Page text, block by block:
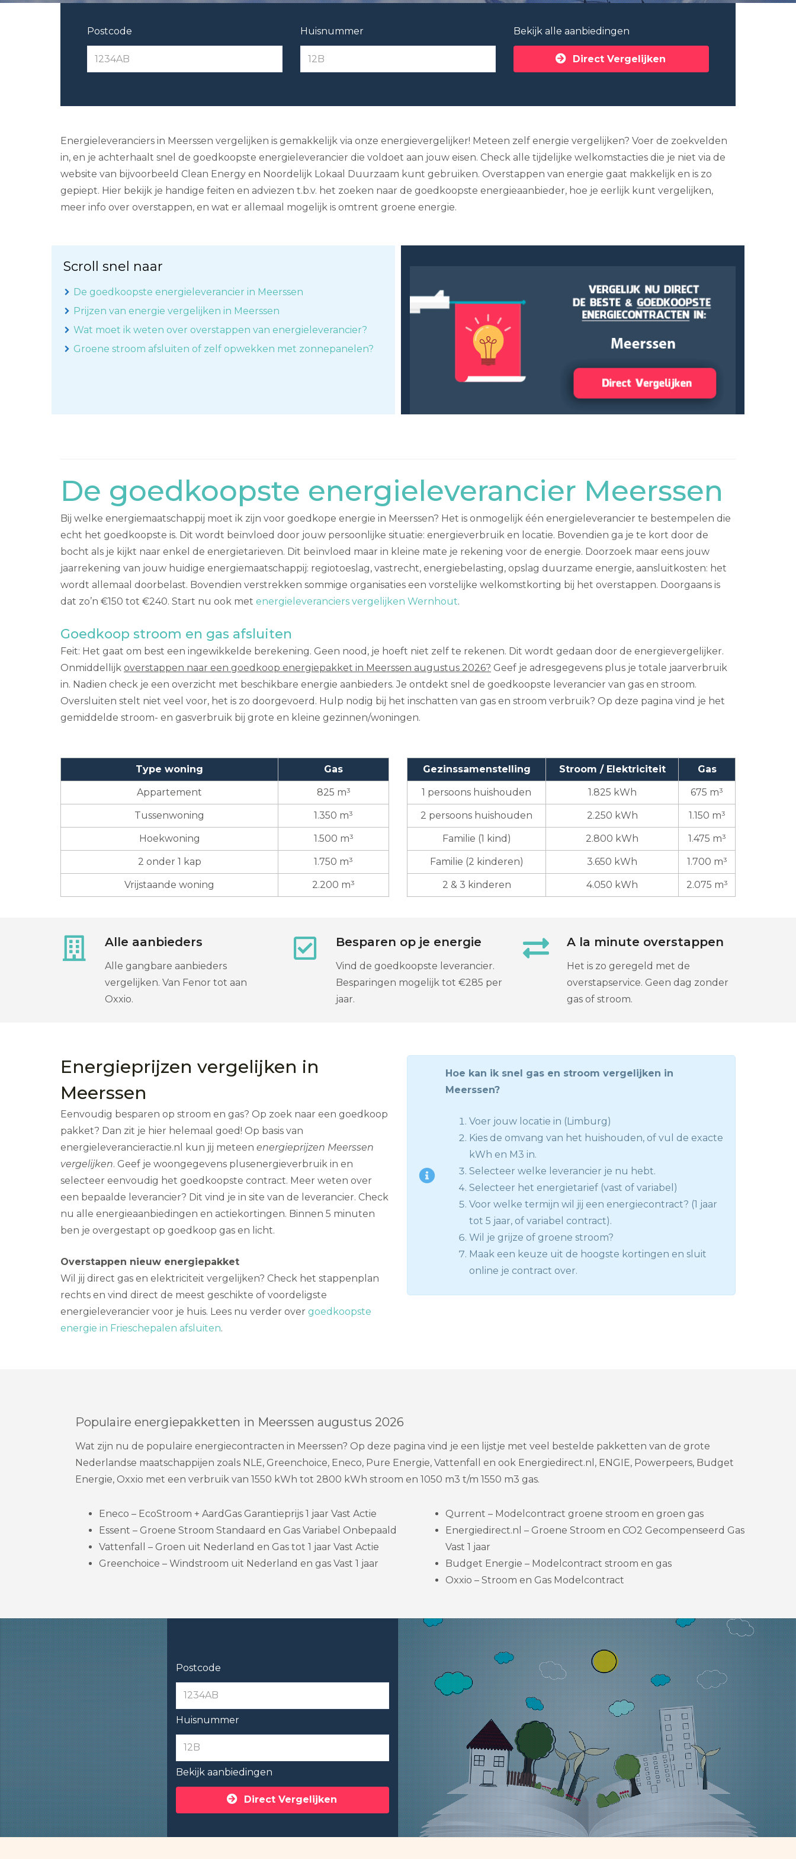
Postcode Huisnummer Bekijk alle aanbiedingen
Direct Vergelijken
Energieleveranciers in Meerssen vergelijken is gemakkelijk via onze energievergelijker! Meteen zelf energie vergelijken? Voer de zoekvelden
in, en je achterhaalt snel de goedkoopste energieleverancier die voldoet aan jouw eisen. Check alle tijdelijke welkomstacties die je niet via de
website van bijvoorbeeld Clean Energy en Noordelijk Lokaal Duurzaam kunt gebruiken. Overstappen van energie gaat makkelijk en is zo
gepiept. Hier bekijk je handige feiten en adviezen t.b.v. het zoeken naar de goedkoopste energieaanbieder, hoe je eerlijk kunt vergelijken,
meer info over overstappen, en wat er allemaal mogelijk is omtrent groene energie.
Scroll snel naar
De goedkoopste energieleverancier in Meerssen
Prijzen van energie vergelijken in Meerssen
Wat moet ik weten over overstappen van energieleverancier?
Groene stroom afsluiten of zelf opwekken met zonnepanelen?
De goedkoopste energieleverancier Meerssen
Bij welke energiemaatschappij moet ik zijn voor goedkope energie in Meerssen? Het is onmogelijk één energieleverancier te bestempelen die
echt het goedkoopste is. Dit wordt beïnvloed door jouw persoonlijke situatie: energieverbruik en locatie. Bovendien ga je te kort door de
bocht als je kijkt naar enkel de energietarieven. Dit beïnvloed maar in kleine mate je rekening voor de energie. Doorzoek maar eens jouw
jaarrekening van jouw huidige energiemaatschappij: regiotoeslag, vastrecht, energiebelasting, opslag duurzame energie, aansluitkosten: het
wordt allemaal doorbelast. Bovendien verstrekken sommige organisaties een vorstelijke welkomstkorting bij het overstappen. Doorgaans is
dat zo’n €150 tot €240. Start nu ook met energieleveranciers vergelijken Wernhout.
Goedkoop stroom en gas afsluiten
Feit: Het gaat om best een ingewikkelde berekening. Geen nood, je hoeft niet zelf te rekenen. Dit wordt gedaan door de energievergelijker.
Onmiddellijk overstappen naar een goedkoop energiepakket in Meerssen augustus 2026? Geef je adresgegevens plus je totale jaarverbruik
in. Nadien check je een overzicht met beschikbare energie aanbieders. Je ontdekt snel de goedkoopste leverancier van gas en stroom.
Oversluiten stelt niet veel voor, het is zo doorgevoerd. Hulp nodig bij het inschatten van gas en stroom verbruik? Op deze pagina vind je het
gemiddelde stroom- en gasverbruik bij grote en kleine gezinnen/woningen.
Type woning Gas
Appartement 825 m³
Tussenwoning 1.350 m³
Hoekwoning 1.500 m³
2 onder 1 kap 1.750 m³
Vrijstaande woning 2.200 m³
Gezinssamenstelling Stroom / Elektriciteit Gas
1 persoons huishouden 1.825 kWh 675 m³
2 persoons huishouden 2.250 kWh 1.150 m³
Familie (1 kind) 2.800 kWh 1.475 m³
Familie (2 kinderen) 3.650 kWh 1.700 m³
2 & 3 kinderen 4.050 kWh 2.075 m³
Alle aanbieders
Alle gangbare aanbieders
vergelijken. Van Fenor tot aan
Oxxio.
Besparen op je energie
Vind de goedkoopste leverancier.
Besparingen mogelijk tot €285 per
jaar.
A la minute overstappen
Het is zo geregeld met de
overstapservice. Geen dag zonder
gas of stroom.
Energieprijzen vergelijken in
Meerssen
Eenvoudig besparen op stroom en gas? Op zoek naar een goedkoop
pakket? Dan zit je hier helemaal goed! Op basis van
energieleverancieractie.nl kun jij meteen energieprijzen Meerssen
vergelijken. Geef je woongegevens plusenergieverbruik in en
selecteer eenvoudig het goedkoopste contract. Meer weten over
een bepaalde leverancier? Dit vind je in site van de leverancier. Check
nu alle energieaanbiedingen en actiekortingen. Binnen 5 minuten
ben je overgestapt op goedkoop gas en licht.
Overstappen nieuw energiepakket
Wil jij direct gas en elektriciteit vergelijken? Check het stappenplan
rechts en vind direct de meest geschikte of voordeligste
energieleverancier voor je huis. Lees nu verder over goedkoopste
energie in Frieschepalen afsluiten.
Hoe kan ik snel gas en stroom vergelijken in
Meerssen?
Voer jouw locatie in (Limburg)
Kies de omvang van het huishouden, of vul de exacte
kWh en M3 in.
Selecteer welke leverancier je nu hebt.
Selecteer het energietarief (vast of variabel)
Voor welke termijn wil jij een energiecontract? (1 jaar
tot 5 jaar, of variabel contract).
Wil je grijze of groene stroom?
Maak een keuze uit de hoogste kortingen en sluit
online je contract over.
Populaire energiepakketten in Meerssen augustus 2026
Wat zijn nu de populaire energiecontracten in Meerssen? Op deze pagina vind je een lijstje met veel bestelde pakketten van de grote
Nederlandse maatschappijen zoals NLE, Greenchoice, Eneco, Pure Energie, Vattenfall en ook Energiedirect.nl, ENGIE, Powerpeers, Budget
Energie, Oxxio met een verbruik van 1550 kWh tot 2800 kWh stroom en 1050 m3 t/m 1550 m3 gas.
Eneco – EcoStroom + AardGas Garantieprijs 1 jaar Vast Actie
Essent – Groene Stroom Standaard en Gas Variabel Onbepaald
Vattenfall – Groen uit Nederland en Gas tot 1 jaar Vast Actie
Greenchoice – Windstroom uit Nederland en gas Vast 1 jaar
Qurrent – Modelcontract groene stroom en groen gas
Energiedirect.nl – Groene Stroom en CO2 Gecompenseerd Gas
Vast 1 jaar
Budget Energie – Modelcontract stroom en gas
Oxxio – Stroom en Gas Modelcontract
Postcode
Huisnummer
Bekijk aanbiedingen
Direct Vergelijken